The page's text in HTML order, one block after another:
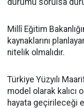
durumu sorulsa
Millî Eğitim
kaynaklarını
nitelik olmalıdır.
Türkiye Yüzyılı
model olarak kalıcı
hayata geçirileceği